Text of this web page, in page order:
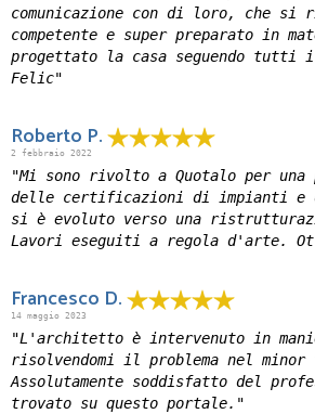
comunicazione con di loro, che si
competente e super preparato in
progettato la casa seguendo tutti
Felic"
Roberto P.
2 febbraio 2022
"Mi sono rivolto a Quotalo per una
delle certificazioni di impianti
si è evoluto verso una
Lavori eseguiti a regola d'arte.
Francesco D.
14 maggio 2023
"L'architetto è intervenuto in
risolvendomi il problema nel minor
Assolutamente soddisfatto del
trovato su questo portale."